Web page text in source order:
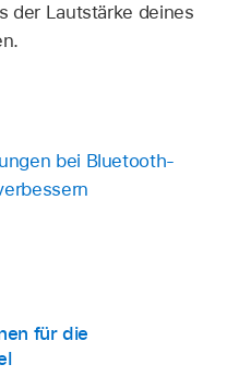
der Lautstärke deines
bei Bluetooth-
für die